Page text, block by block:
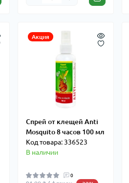
Акция
Спрей от клещей Anti
Mosquito 8 часов 100 мл
Код товара: 336523
В наличии
0